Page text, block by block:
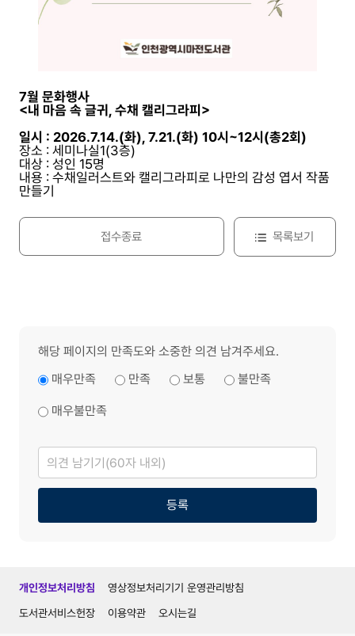
7월 문화행사
<내 마음 속 글귀, 수채 캘리그라피>
일시 : 2026.7.14.(화), 7.21.(화) 10시~12시(총2회)
장소 : 세미나실1(3층)
대상 : 성인 15명
내용 : 수채일러스트와 캘리그라피로 나만의 감성 엽서 작품
만들기
접수종료 목록보기
해당 페이지의 만족도와 소중한 의견 남겨주세요.
매우만족
만족 보통 불만족
매우불만족
의
견
남
기
등록
개인정보처리방침
영상정보처리기기 운영관리방침
도서관서비스헌장
이용약관 오시는길